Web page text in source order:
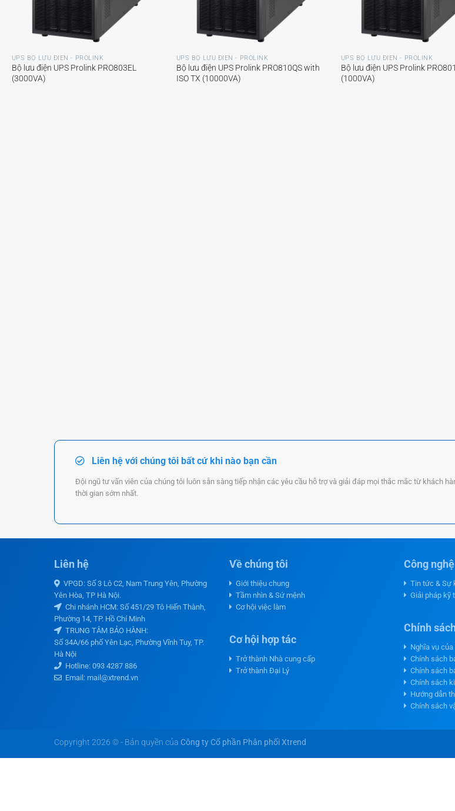
UPS BỘ LƯU ĐIỆN - PROLINK
Bộ lưu điện UPS Prolink PRO803EL
(3000VA)
UPS BỘ LƯU ĐIỆN - PROLINK
Bộ lưu điện UPS Prolink PRO810QS with
ISO TX (10000VA)
UPS BỘ LƯU ĐIỆN - PROLINK
Bộ lưu điện UPS Prolink
(1000VA)
Liên hệ với chúng tôi bất cứ khi nào bạn cần
Đội ngũ tư vấn viên của chúng tôi luôn sẵn sàng tiếp nhận các yêu cầu hỗ trợ và giải đáp mọi thắc mắc từ khách
thời gian sớm nhất.
Liên hệ
VPGD: Số 3 Lô C2, Nam Trung Yên, Phường
Yên Hòa, TP Hà Nội.
Chi nhánh HCM: Số 451/29 Tô Hiến Thành,
Phường 14, TP. Hồ Chí Minh
TRUNG TÂM BẢO HÀNH:
Số 34A/66 phố Yên Lạc, Phường Vĩnh Tuy, TP.
Hà Nội
Hotline: 093 4287 886
Email: mail@xtrend.vn
Về chúng tôi
Giới thiệu chung
Tầm nhìn & Sứ mệnh
Cơ hội việc làm
Cơ hội hợp tác
Trở thành Nhà cung cấp
Trở thành Đại Lý
Công
Tin tức & Sự
Giải pháp kỹ
Chính sách
Nghĩa vụ
Chính sách
Chính sách
Chính sách
Hướng dẫn
Chính sách
Copyright 2026 © - Bản quyền của Công ty Cổ phần Phân phối Xtrend